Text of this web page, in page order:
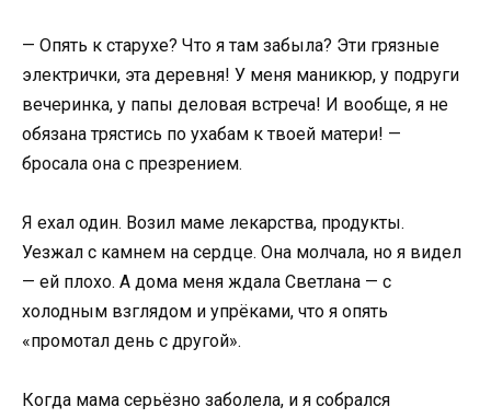
— Опять к старухе? Что я там забыла? Эти грязные
электрички, эта деревня! У меня маникюр, у подруги
вечеринка, у папы деловая встреча! И вообще, я не
обязана трястись по ухабам к твоей матери! —
бросала она с презрением.
Я ехал один. Возил маме лекарства, продукты.
Уезжал с камнем на сердце. Она молчала, но я видел
— ей плохо. А дома меня ждала Светлана — с
холодным взглядом и упрёками, что я опять
«промотал день с другой».
Когда мама серьёзно заболела, и я собрался